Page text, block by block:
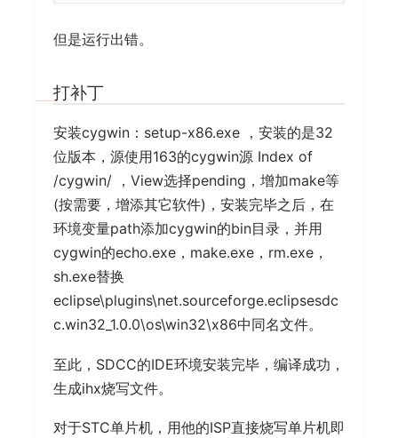
但是运行出错。
打补丁
安装cygwin：setup-x86.exe ，安装的是32
位版本，源使用163的cygwin源 Index of
/cygwin/ ，View选择pending，增加make等
(按需要，增添其它软件)，安装完毕之后，在
环境变量path添加cygwin的bin目录，并用
cygwin的echo.exe，make.exe，rm.exe，
sh.exe替换
eclipse\plugins\net.sourceforge.eclipsesdc
c.win32_1.0.0\os\win32\x86中同名文件。
至此，SDCC的IDE环境安装完毕，编译成功，
生成ihx烧写文件。
对于STC单片机，用他的ISP直接烧写单片机即